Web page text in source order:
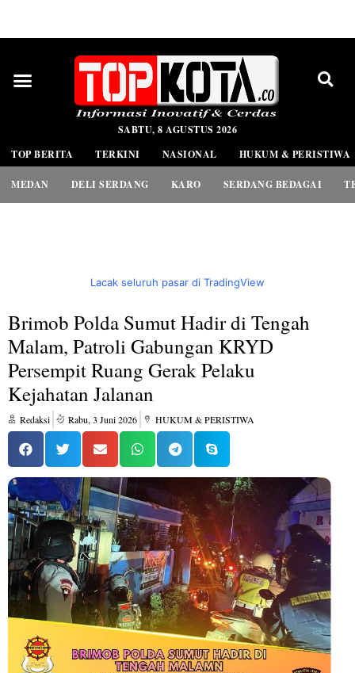
SABTU, 8 AGUSTUS 2026
TOP BERITA
TERKINI NASIONAL HUKUM & PERISTIWA
MEDAN DELI SERDANG KARO SERDANG BEDAGAI
Lacak seluruh pasar di TradingView
Brimob Polda Sumut Hadir di Tengah
Malam, Patroli Gabungan KRYD
Persempit Ruang Gerak Pelaku
Kejahatan Jalanan
Redaksi Rabu, 3 Juni 2026 HUKUM & PERISTIWA